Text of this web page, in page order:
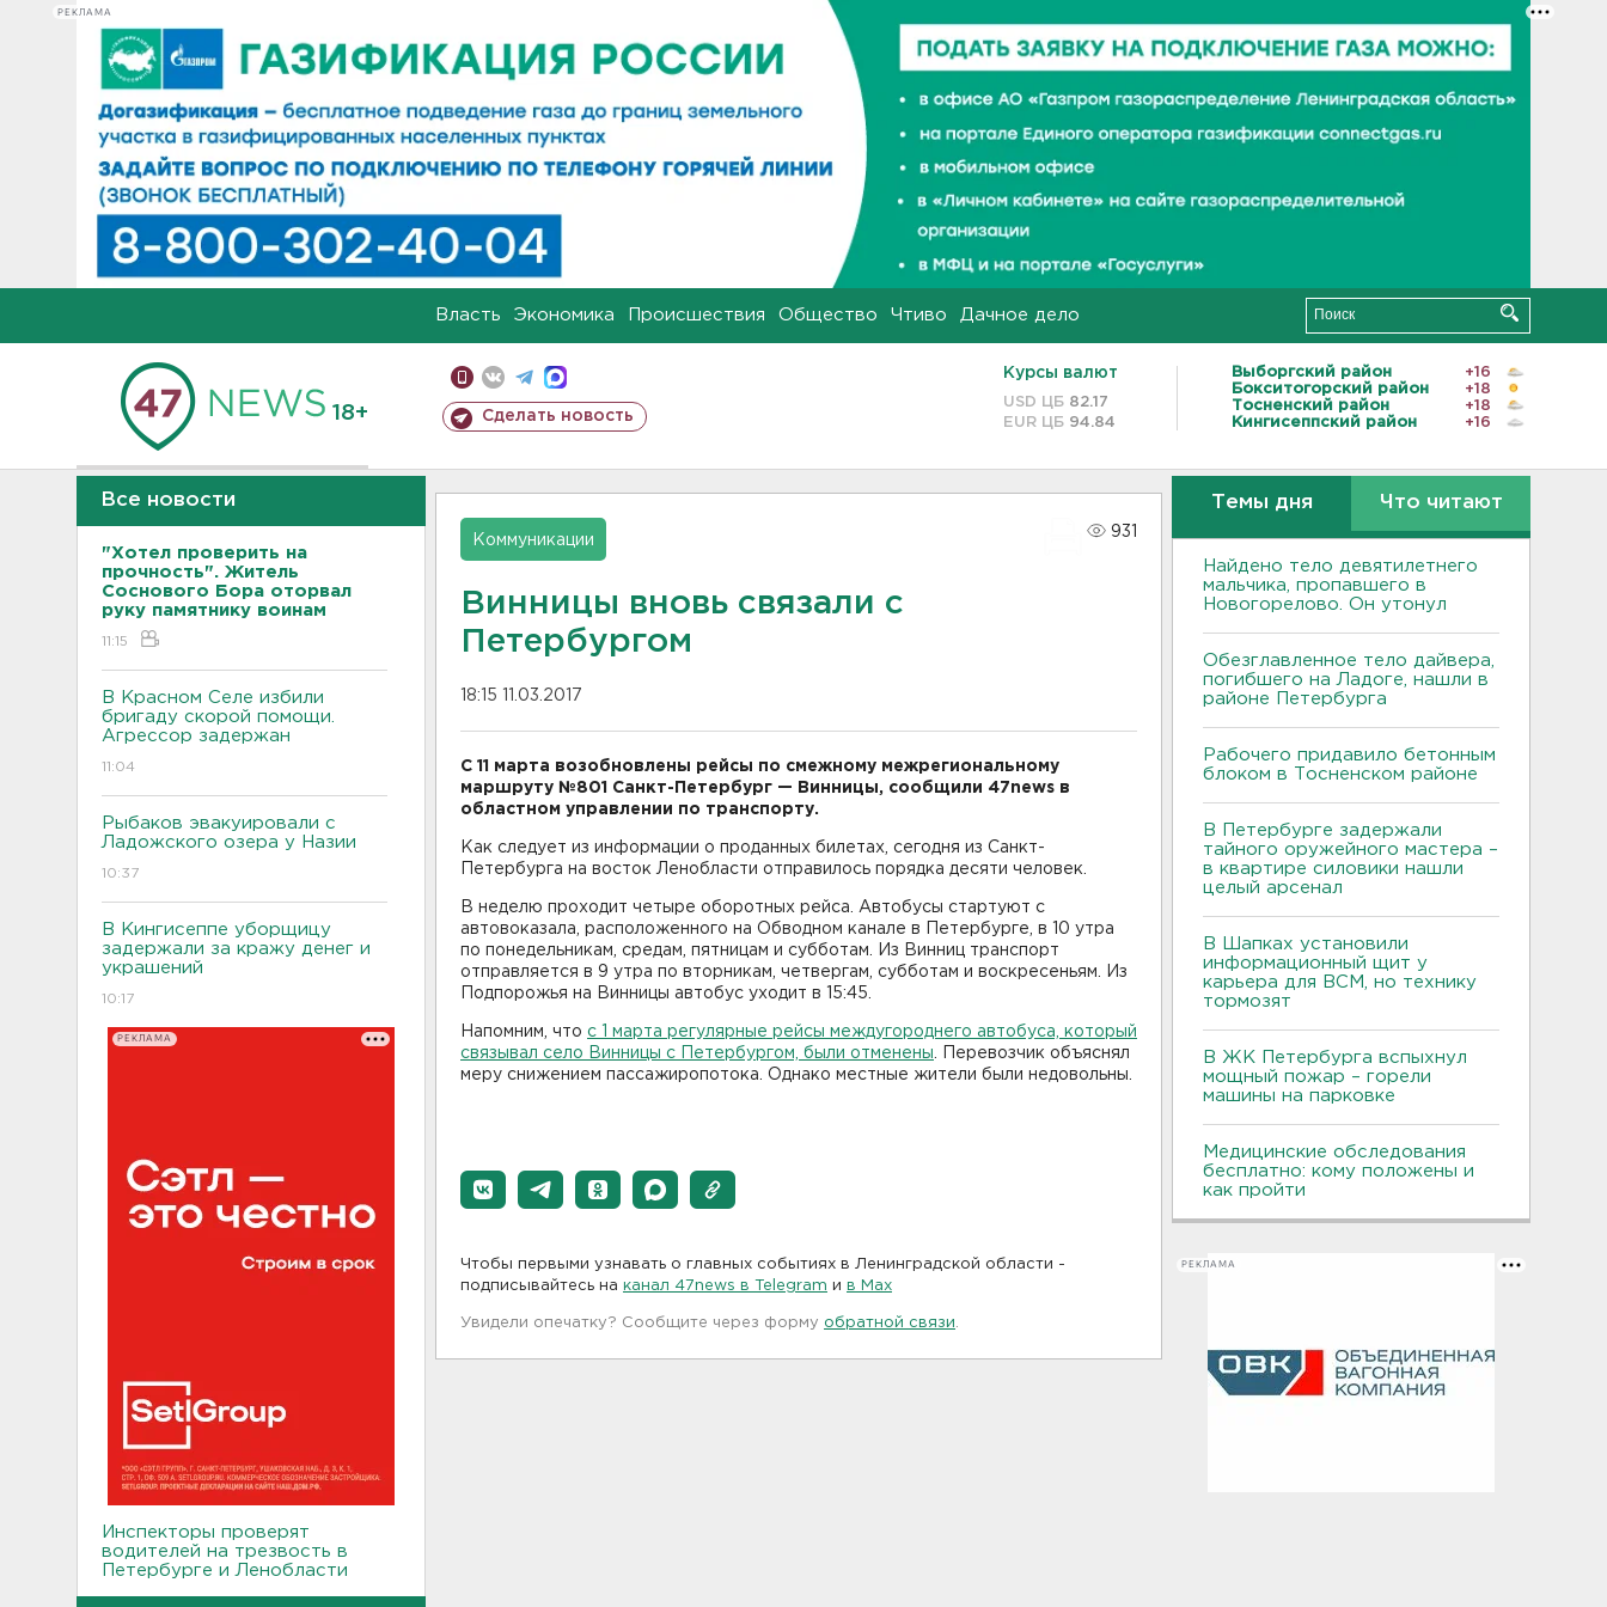
РЕКЛАМА
Власть Экономика Происшествия Общество Чтиво Дачное дело
18+ Сделать новость
Курсы валют
USD ЦБ 82.17
EUR ЦБ 94.84
Выборгский район
+16
Бокситогорский район
+18
Тосненский район
+18
Кингисеппский район
+16
Все новости
"Хотел проверить на
прочность". Житель
Соснового Бора оторвал
руку памятнику воинам
11:15
В Красном Селе избили
бригаду скорой помощи.
Агрессор задержан
11:04
Рыбаков эвакуировали с
Ладожского озера у Назии
10:37
В Кингисеппе уборщицу
задержали за кражу денег и
украшений
10:17
РЕКЛАМА
Инспекторы проверят
водителей на трезвость в
Петербурге и Ленобласти
Коммуникации
931
Винницы вновь связали с
Петербургом
18:15 11.03.2017
С 11 марта возобновлены рейсы по смежному межрегиональному
маршруту №801 Санкт-Петербург — Винницы, сообщили 47news в
областном управлении по транспорту.
Как следует из информации о проданных билетах, сегодня из Санкт-
Петербурга на восток Ленобласти отправилось порядка десяти человек.
В неделю проходит четыре оборотных рейса. Автобусы стартуют с
автовоказала, расположенного на Обводном канале в Петербурге, в 10 утра
по понедельникам, средам, пятницам и субботам. Из Винниц транспорт
отправляется в 9 утра по вторникам, четвергам, субботам и воскресеньям. Из
Подпорожья на Винницы автобус уходит в 15:45.
Напомним, что с 1 марта регулярные рейсы междугороднего автобуса, который
связывал село Винницы с Петербургом, были отменены . Перевозчик объяснял
меру снижением пассажиропотока. Однако местные жители были недовольны.
Чтобы первыми узнавать о главных событиях в Ленинградской области -
подписывайтесь на канал 47news в Telegram и в Maх
Увидели опечатку? Сообщите через форму обратной связи
Темы дня Что читают
Найдено тело девятилетнего
мальчика, пропавшего в
Новогорелово. Он утонул
Обезглавленное тело дайвера,
погибшего на Ладоге, нашли в
районе Петербурга
Рабочего придавило бетонным
блоком в Тосненском районе
В Петербурге задержали
тайного оружейного мастера –
в квартире силовики нашли
целый арсенал
В Шапках установили
информационный щит у
карьера для ВСМ, но технику
тормозят
В ЖК Петербурга вспыхнул
мощный пожар – горели
машины на парковке
Медицинские обследования
бесплатно: кому положены и
как пройти
РЕКЛАМА